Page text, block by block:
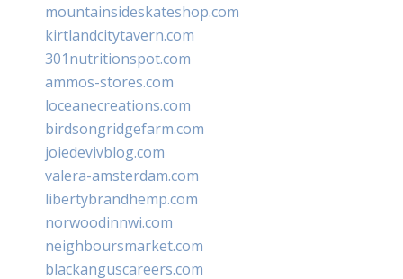
mountainsideskateshop.com
kirtlandcitytavern.com
301nutritionspot.com
ammos-stores.com
loceanecreations.com
birdsongridgefarm.com
joiedevivblog.com
valera-amsterdam.com
libertybrandhemp.com
norwoodinnwi.com
neighboursmarket.com
blackanguscareers.com